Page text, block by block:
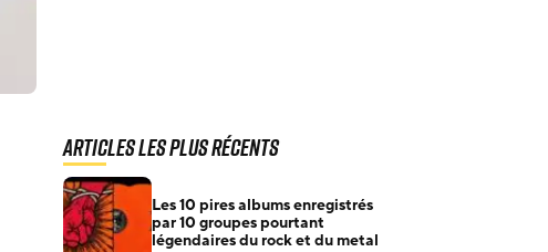
Articles les plus récents
Les 10 pires albums enregistrés
par 10 groupes pourtant
légendaires du rock et du metal